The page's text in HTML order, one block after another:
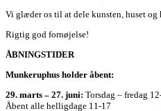
Vi glæder os til at dele kunsten, huset og
Rigtig god fornøjelse!
ÅBNINGSTIDER
Munkeruphus holder åbent:
29. marts – 27. juni: Torsdag – fredag
Åbent alle helligdage 11-17